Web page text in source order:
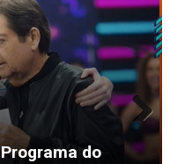
do
Next